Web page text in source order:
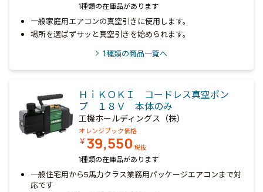
1種類の在庫品があります
一般家庭用エアコンの真空引きに使用します。
場所を選ばずサッと真空引きを始められます。
1種類の商品一覧へ
ＨｉＫＯＫＩ コードレス真空ポン
プ １８Ｖ 本体のみ
工機ホールディングス（株）
オレンジブック価格
￥39,550 税抜
1種類の在庫品があります
一般住宅用から5馬力クラス業務用パッケージエアコンまで対
応です